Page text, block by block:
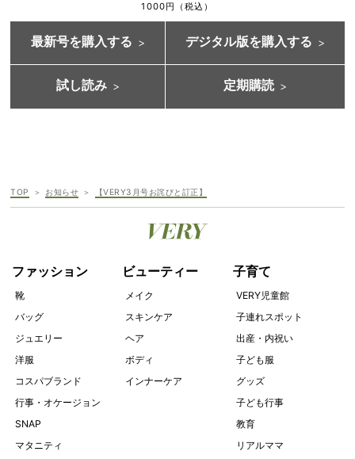
1000円（税込）
最新号を購入する デジタル版を購入する
試し読み 定期購読
TOP お知らせ 【VERY3月号お詫びと訂正】
ファッション
靴
バッグ
ジュエリー
洋服
コスパブランド
行事・オケージョン
SNAP
マタニティ
ビューティー
メイク
スキンケア
ヘア
ボディ
インナーケア
子育て
VERY児童館
子連れスポット
出産・内祝い
子ども服
グッズ
子ども行事
教育
リアルママ